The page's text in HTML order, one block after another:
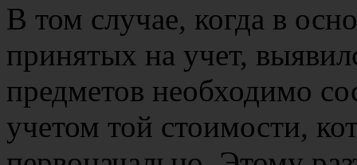
В том случае, когда в
принятых на учет,
предметов необходимо
учетом той стоимости,